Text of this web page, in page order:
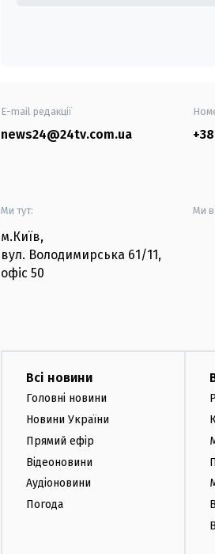
E-mail редакції
news24@24tv.com.ua
Ми тут:
м.Київ,
вул. Володимирська 61/11,
офіс 50
Ми в
Всі новини
Головні новини
Новини України
Прямий ефір
Відеоновини
Аудіоновини
Погода